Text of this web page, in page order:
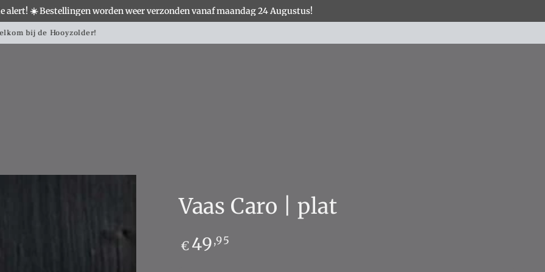
alert! ☀️ Bestellingen worden weer verzonden vanaf maandag 24 Augustus!
Landelijke woondecoratie shop je hier!
WOONACCESSOIRES VERLICHTING MEUBELS COLLECTIES
Vaas Caro | plat
Normale
prijs
€ 49,95